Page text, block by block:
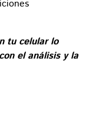
tu celular lo
el análisis y la